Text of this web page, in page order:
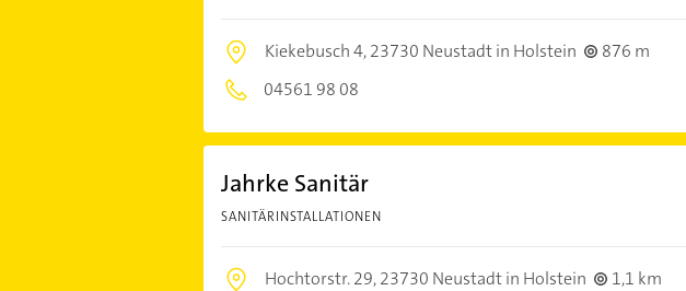
Kiekebusch 4,23730 Neustadt in Holstein
876 m
04561 98 08
Jahrke Sanitär
SANITÄRINSTALLATIONEN
Hochtorstr. 29,23730 Neustadt in Holstein
1,1 km